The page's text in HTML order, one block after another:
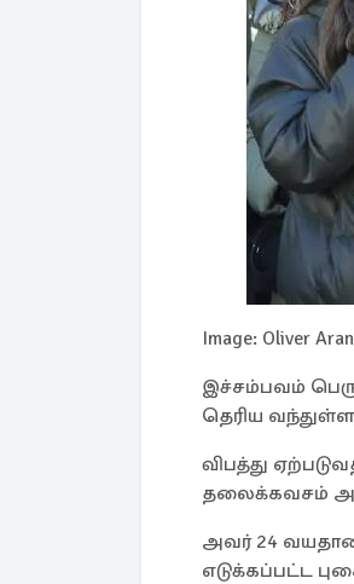
Image: Oliver
இச்சம்பவம்
தெரிய
விபத்து
தலைக்கவசம்
அவர் 24
எடுக்கப்பட்ட